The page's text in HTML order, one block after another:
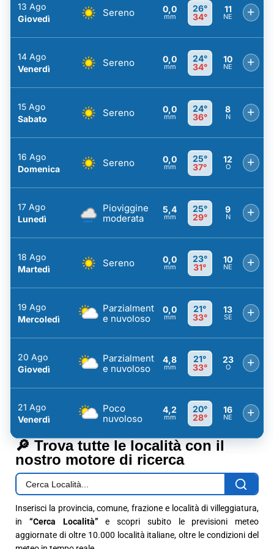
13 Ago
Giovedì
Sereno 0,0
mm
26°
34°
11
NE +
14 Ago
Venerdì
Sereno 0,0
mm
24°
34°
10
NE +
15 Ago
Sabato
Sereno 0,0
mm
24°
36°
8
N +
16 Ago
Domenica
Sereno 0,0
mm
25°
37°
12
O +
17 Ago
Lunedì
Pioviggine
moderata
5,4
mm
25°
29°
9
N +
18 Ago
Martedì
Sereno 0,0
mm
23°
31°
10
NE +
19 Ago
Mercoledì
Parzialment
e nuvoloso
0,0
mm
21°
33°
13
SE +
20 Ago
Giovedì
Parzialment
e nuvoloso
4,8
mm
21°
33°
23
O +
21 Ago
Venerdì
Poco
nuvoloso
4,2
mm
20°
28°
16
NE +
🔎 Trova tutte le località con il
nostro motore di ricerca
Inserisci la provincia, comune, frazione e località di villeggiatura,
in “Cerca Località” e scopri subito le previsioni meteo
aggiornate di oltre 10.000 località italiane, oltre le condizioni del